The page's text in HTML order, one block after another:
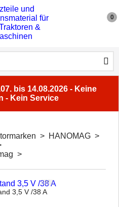
0
bis 14.08.2026 - Keine
- Kein Service
> HANOMAG >
>
3,5 V /38 A